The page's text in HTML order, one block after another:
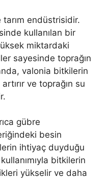
tarım endüstrisidir.
kullanılan bir
miktardaki
sayesinde toprağın
valonia bitkilerin
ve toprağın su
gübre
besin
ihtiyaç duyduğu
bitkilerin
yükselir ve daha